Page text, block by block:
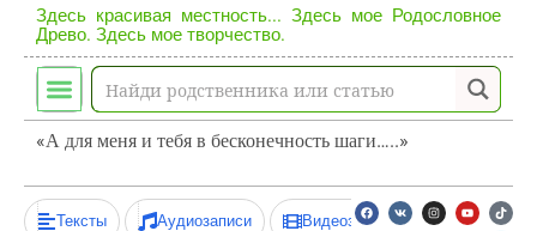
Здесь красивая местность... Здесь мое Родословное
Древо. Здесь мое творчество.
«А для меня и тебя в бесконечность шаги…..»
Тексты Аудиозаписи Видеозаписи